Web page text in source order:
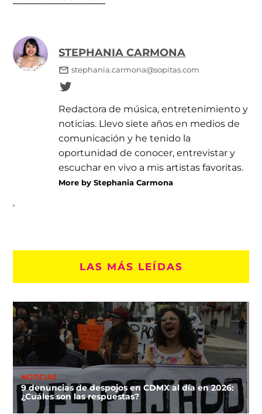
STEPHANIA CARMONA
stephania.carmona@sopitas.com
Redactora de música, entretenimiento y
noticias. Llevo siete años en medios de
comunicación y he tenido la
oportunidad de conocer, entrevistar y
escuchar en vivo a mis artistas favoritas.
More by Stephania Carmona
LAS MÁS LEÍDAS
NOTICIAS
9 denuncias de despojos en CDMX al día en 2026:
¿Cuáles son las respuestas?